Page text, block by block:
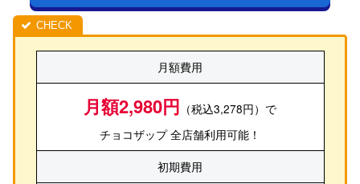
月額費用
月額2,980円 （税込3,278円）で
チョコザップ 全店舗利用可能！
初期費用